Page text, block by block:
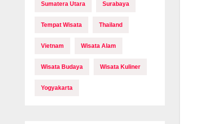
Sumatera Utara Surabaya
Tempat Wisata Thailand
Vietnam Wisata Alam
Wisata Budaya Wisata Kuliner
Yogyakarta